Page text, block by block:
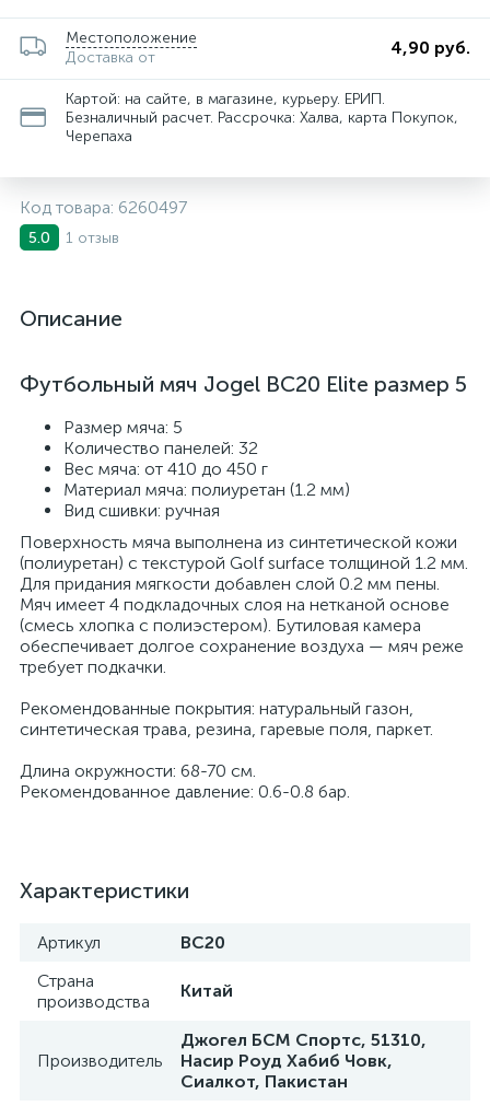
Местоположение
Доставка от
4,90 руб.
Картой: на сайте, в магазине, курьеру. ЕРИП.
Безналичный расчет. Рассрочка: Халва, карта Покупок,
Черепаха
Код товара: 6260497
5.0 1 отзыв
Описание
Футбольный мяч Jogel BC20 Elite размер 5
Размер мяча: 5
Количество панелей: 32
Вес мяча: от 410 до 450 г
Материал мяча: полиуретан (1.2 мм)
Вид сшивки: ручная
Поверхность мяча выполнена из синтетической кожи
(полиуретан) с текстурой Golf surface толщиной 1.2 мм.
Для придания мягкости добавлен слой 0.2 мм пены.
Мяч имеет 4 подкладочных слоя на нетканой основе
(смесь хлопка с полиэстером). Бутиловая камера
обеспечивает долгое сохранение воздуха — мяч реже
требует подкачки.
Рекомендованные покрытия: натуральный газон,
синтетическая трава, резина, гаревые поля, паркет.
Длина окружности: 68-70 см.
Рекомендованное давление: 0.6-0.8 бар.
Характеристики
Артикул
BC20
Страна
производства
Китай
Производитель
Джогел БСМ Спортс, 51310,
Насир Роуд Хабиб Човк,
Сиалкот, Пакистан